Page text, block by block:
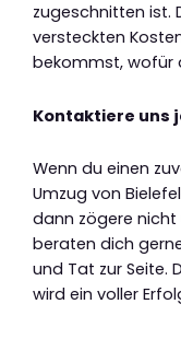
zugeschnitten ist.
versteckten
bekommst, wofür
Kontaktiere uns
Wenn du einen
Umzug von
dann zögere
beraten dich
und Tat zur Seite.
wird ein voller